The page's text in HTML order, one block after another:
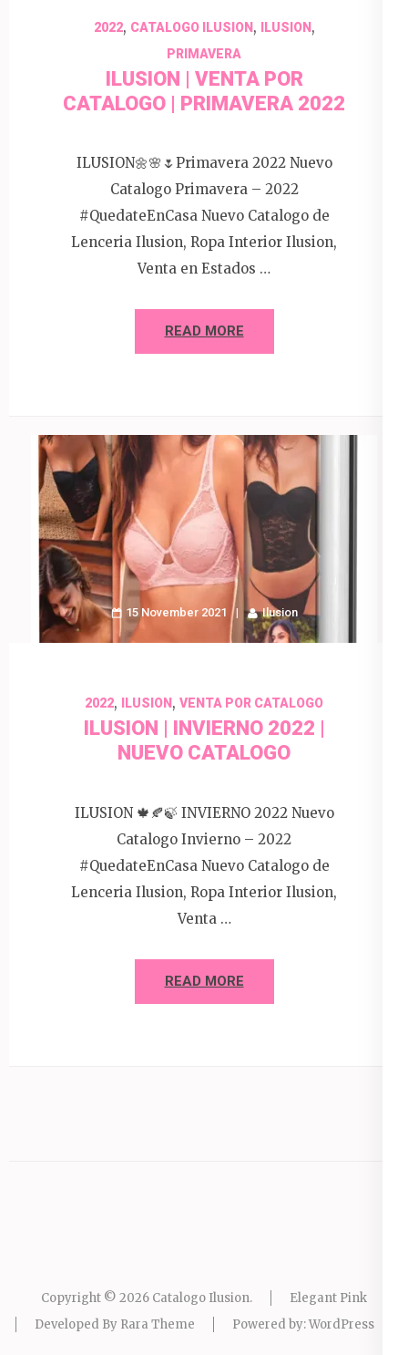
2022, CATALOGO ILUSION, ILUSION,
PRIMAVERA
ILUSION | VENTA POR
CATALOGO | PRIMAVERA 2022
ILUSION🌼🌸🌷Primavera 2022 Nuevo
Catalogo Primavera – 2022
#QuedateEnCasa Nuevo Catalogo de
Lenceria Ilusion, Ropa Interior Ilusion,
Venta en Estados …
READ MORE
15 November 2021 Ilusion
2022, ILUSION , VENTA POR CATALOGO
ILUSION | INVIERNO 2022 |
NUEVO CATALOGO
ILUSION 🍁🍂🍃 INVIERNO 2022 Nuevo
Catalogo Invierno – 2022
#QuedateEnCasa Nuevo Catalogo de
Lenceria Ilusion, Ropa Interior Ilusion,
Venta …
READ MORE
Copyright © 2026 Catalogo Ilusion.
Elegant Pink
Developed By Rara Theme Powered by:WordPress